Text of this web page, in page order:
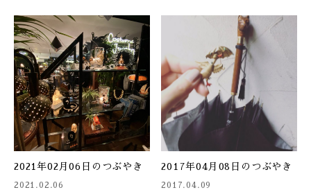
2021年02月06日のつぶやき
2021.02.06
2017年04月08日のつぶやき
2017.04.09